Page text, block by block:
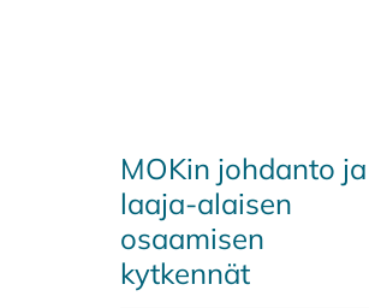
MOKin johdanto ja
laaja-alaisen
osaamisen
kytkennät